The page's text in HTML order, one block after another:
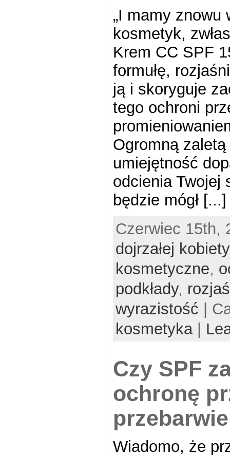
„I mamy znowu
kosmetyk,
Krem CC SPF
formułę,
ją i skoryguje
tego ochroni
Ogromną
umiejętność
odcienia Twojej
będzie mógł [...]
Czerwiec 15th,
dojrzałej kobiety
kosmetyczne,
podkłady,
wyrazistość |
kosmetyka|
Czy SPF
ochronę
Wiadomo, że